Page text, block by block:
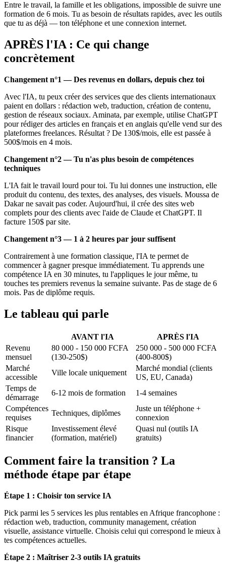
Entre le travail, la famille et les obligations, impossible de suivre une
formation de 6 mois. Tu as besoin de résultats rapides, avec les outils
que tu as déjà — ton téléphone et une connexion internet.
APRÈS l'IA : Ce qui change
concrètement
Changement n°1 — Des revenus en dollars, depuis chez toi
Avec l'IA, tu peux créer des services que des clients internationaux
paient en dollars : rédaction web, traduction, création de contenu,
gestion de réseaux sociaux. Aminata, par exemple, utilise ChatGPT
pour rédiger des articles en français et en anglais qu'elle vend sur des
plateformes freelances. Résultat ? De 130$/mois, elle est passée à
500$/mois en 4 mois.
Changement n°2 — Tu n'as plus besoin de compétences
techniques
L'IA fait le travail lourd pour toi. Tu lui donnes une instruction, elle
produit du contenu, des textes, des analyses, des visuels. Moussa de
Dakar ne savait pas coder. Aujourd'hui, il crée des sites web
complets pour des clients avec l'aide de Claude et ChatGPT. Il
facture 150$ par site.
Changement n°3 — 1 à 2 heures par jour suffisent
Contrairement à une formation classique, l'IA te permet de
commencer à gagner presque immédiatement. Tu apprends une
compétence IA en 30 minutes, tu l'appliques le jour même, tu
touches tes premiers revenus la semaine suivante. Pas de stage de 6
mois. Pas de diplôme requis.
Le tableau qui parle
AVANT l'IA
APRÈS l'IA
Revenu
mensuel
80 000 - 150 000 FCFA
(130-250$)
250 000 - 500 000 FCFA
(400-800$)
Marché
accessible
Ville locale uniquement
Marché mondial (clients
US, EU, Canada)
Temps de
démarrage
6-12 mois de formation
1-4 semaines
Compétences
requises
Techniques, diplômes
Juste un téléphone +
connexion
Risque
financier
Investissement élevé
(formation, matériel)
Quasi nul (outils IA
gratuits)
Comment faire la transition ? La
méthode étape par étape
Étape 1 : Choisir ton service IA
Pick parmi les 5 services les plus rentables en Afrique francophone :
rédaction web, traduction, community management, création
visuelle, assistance virtuelle. Choisis celui qui correspond le mieux à
tes compétences actuelles.
Étape 2 : Maîtriser 2-3 outils IA gratuits